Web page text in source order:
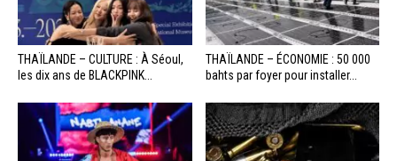
THAÏLANDE – CULTURE : À Séoul,
les dix ans de BLACKPINK...
THAÏLANDE – ÉCONOMIE : 50 000
bahts par foyer pour installer...